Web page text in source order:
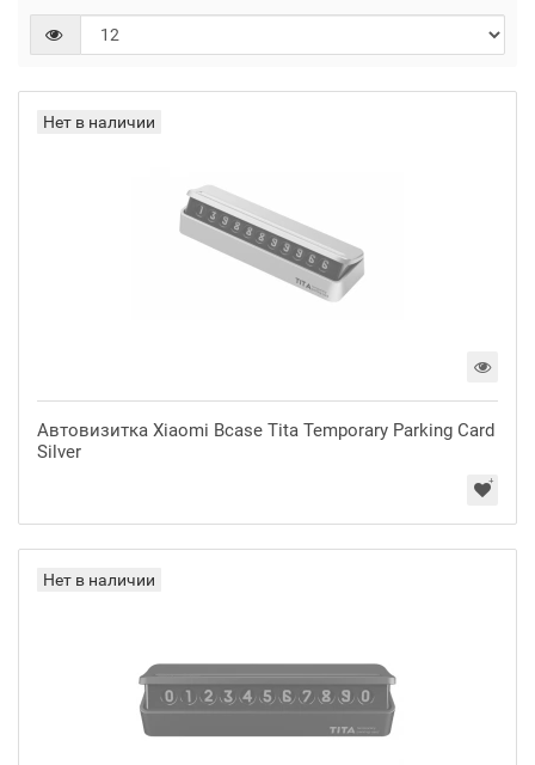
Нет в наличии
Автовизитка Xiaomi Bcase Tita Temporary Parking Card
Silver
Нет в наличии